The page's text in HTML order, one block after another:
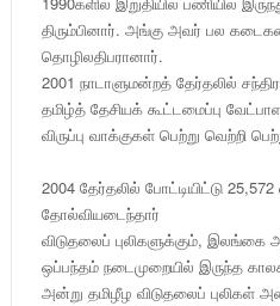
திரும்பினார். அங்கு அவர் பல
தொழிலதிபரானார்.
2001 நாடாளுமன்றத் தேர்தலில்
தமிழ்த் தேசியக் கூட்டமைப்பு
விருப்பு வாக்குகள் பெற்று வெற்றி
2004 தேர்தலில் போட்டியிட்டு 25,572
தோல்வியடைந்தார்
விடுதலைப் புலிகளுக்கும்,
ஒப்பந்தம் நடைமுறையில் இருந்த
அன்று தமிழீழ விடுதலைப் புலிகள்